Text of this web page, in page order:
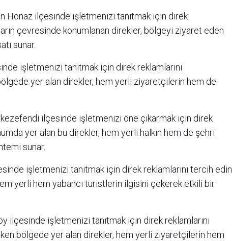
Honaz ilçesinde işletmenizi tanıtmak için direk
çevresinde konumlanan direkler, bölgeyi ziyaret eden
sunar.
işletmenizi tanıtmak için direk reklamlarını
yer alan direkler, hem yerli ziyaretçilerin hem de
ilçesinde işletmenizi öne çıkarmak için direk
yer alan bu direkler, hem yerli halkın hem de şehri
sunar.
işletmenizi tanıtmak için direk reklamlarını tercih edin.
yerli hem yabancı turistlerin ilgisini çekerek etkili bir
ilçesinde işletmenizi tanıtmak için direk reklamlarını
bölgede yer alan direkler, hem yerli ziyaretçilerin hem